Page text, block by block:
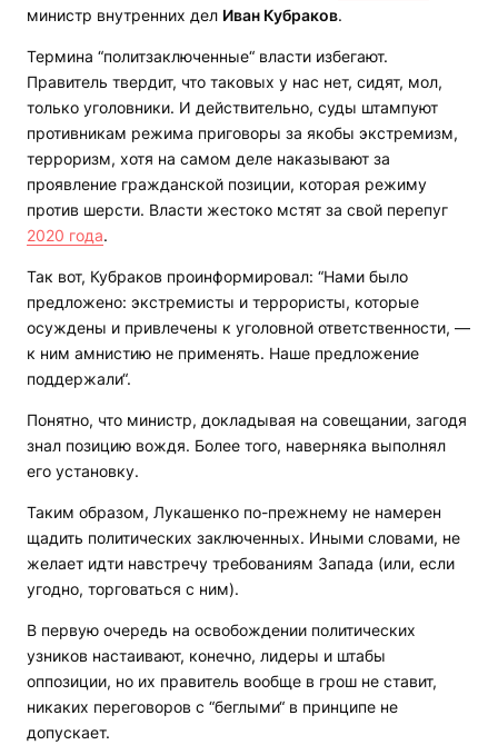
министр внутренних дел Иван Кубраков.
Термина “политзаключенные“ власти избегают.
Правитель твердит, что таковых у нас нет, сидят, мол,
только уголовники. И действительно, суды штампуют
противникам режима приговоры за якобы экстремизм,
терроризм, хотя на самом деле наказывают за
проявление гражданской позиции, которая режиму
против шерсти. Власти жестоко мстят за свой перепуг
2020 года.
Так вот, Кубраков проинформировал: “Нами было
предложено: экстремисты и террористы, которые
осуждены и привлечены к уголовной ответственности, —
к ним амнистию не применять. Наше предложение
поддержали“.
Понятно, что министр, докладывая на совещании, загодя
знал позицию вождя. Более того, наверняка выполнял
его установку.
Таким образом, Лукашенко по-прежнему не намерен
щадить политических заключенных. Иными словами, не
желает идти навстречу требованиям Запада (или, если
угодно, торговаться с ним).
В первую очередь на освобождении политических
узников настаивают, конечно, лидеры и штабы
оппозиции, но их правитель вообще в грош не ставит,
никаких переговоров с “беглыми“ в принципе не
допускает.